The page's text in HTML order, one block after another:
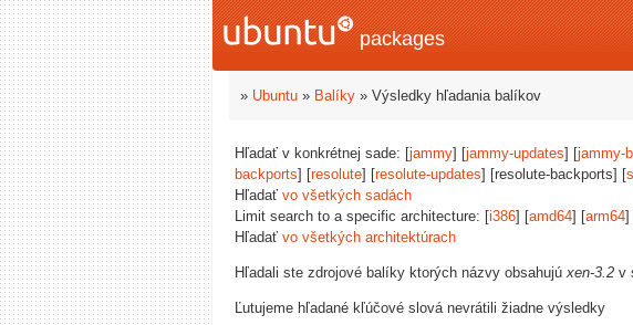
packages
» Ubuntu » Balíky » Výsledky hľadania balíkov
Hľadať v konkrétnej sade: [jammy] [jammy-updates] [jammy-
backports] [resolute] [resolute-updates] [resolute-backports] [
Hľadať vo všetkých sadách
Limit search to a specific architecture: [i386] [amd64] [arm64]
Hľadať vo všetkých architektúrach
Hľadali ste zdrojové balíky ktorých názvy obsahujúxen-3.2 v
Ľutujeme hľadané kľúčové slová nevrátili žiadne výsledky